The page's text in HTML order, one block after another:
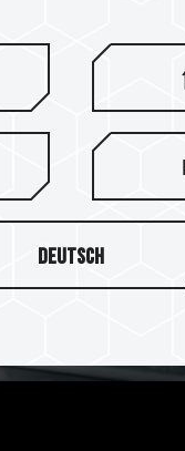
Deutsch